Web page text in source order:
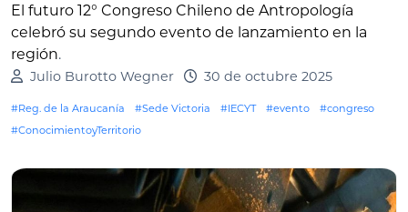
El futuro 12° Congreso Chileno de Antropología
celebró su segundo evento de lanzamiento en la
región.
Julio Burotto Wegner 30 de octubre 2025
#Reg. de la Araucanía #Sede Victoria #IECYT #evento
#congreso
#ConocimientoyTerritorio